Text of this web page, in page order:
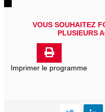
VOUS SOUHAITEZ
PLUSIEURS
Imprimer le programme